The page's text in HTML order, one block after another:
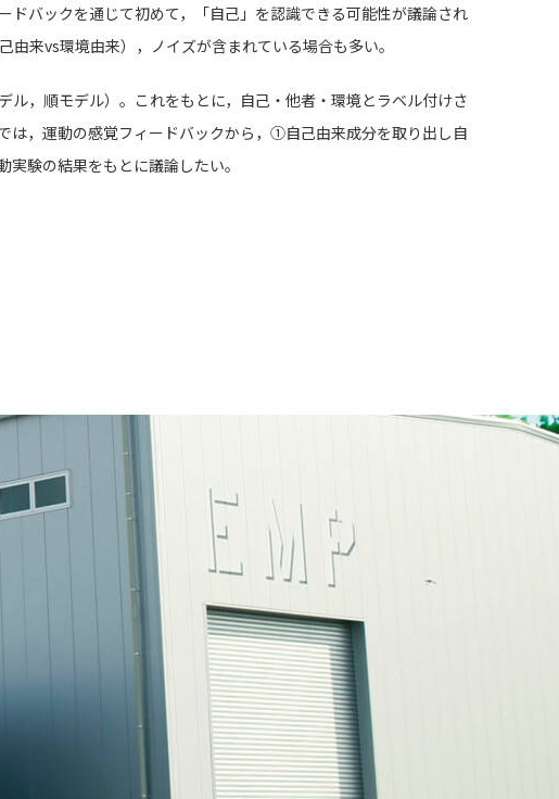
バックを通じて初めて，「自己」を認識できる可能性が議論され
来vs環境由来），ノイズが含まれている場合も多い。
，順モデル）。これをもとに，自己・他者・環境とラベル付けさ
は，運動の感覚フィードバックから，①自己由来成分を取り出し自
験の結果をもとに議論したい。